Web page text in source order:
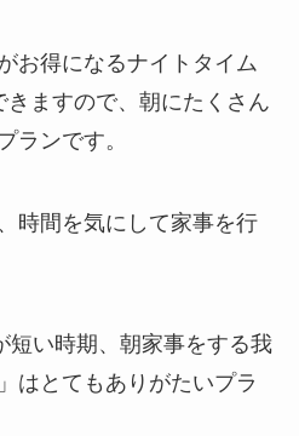
お得になるナイトタイム
ますので、朝にたくさん
ランです。
時間を気にして家事を行
短い時期、朝家事をする我
はとてもありがたいプラ